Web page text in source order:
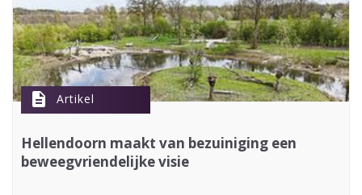
description Artikel
Hellendoorn maakt van bezuiniging een
beweegvriendelijke visie